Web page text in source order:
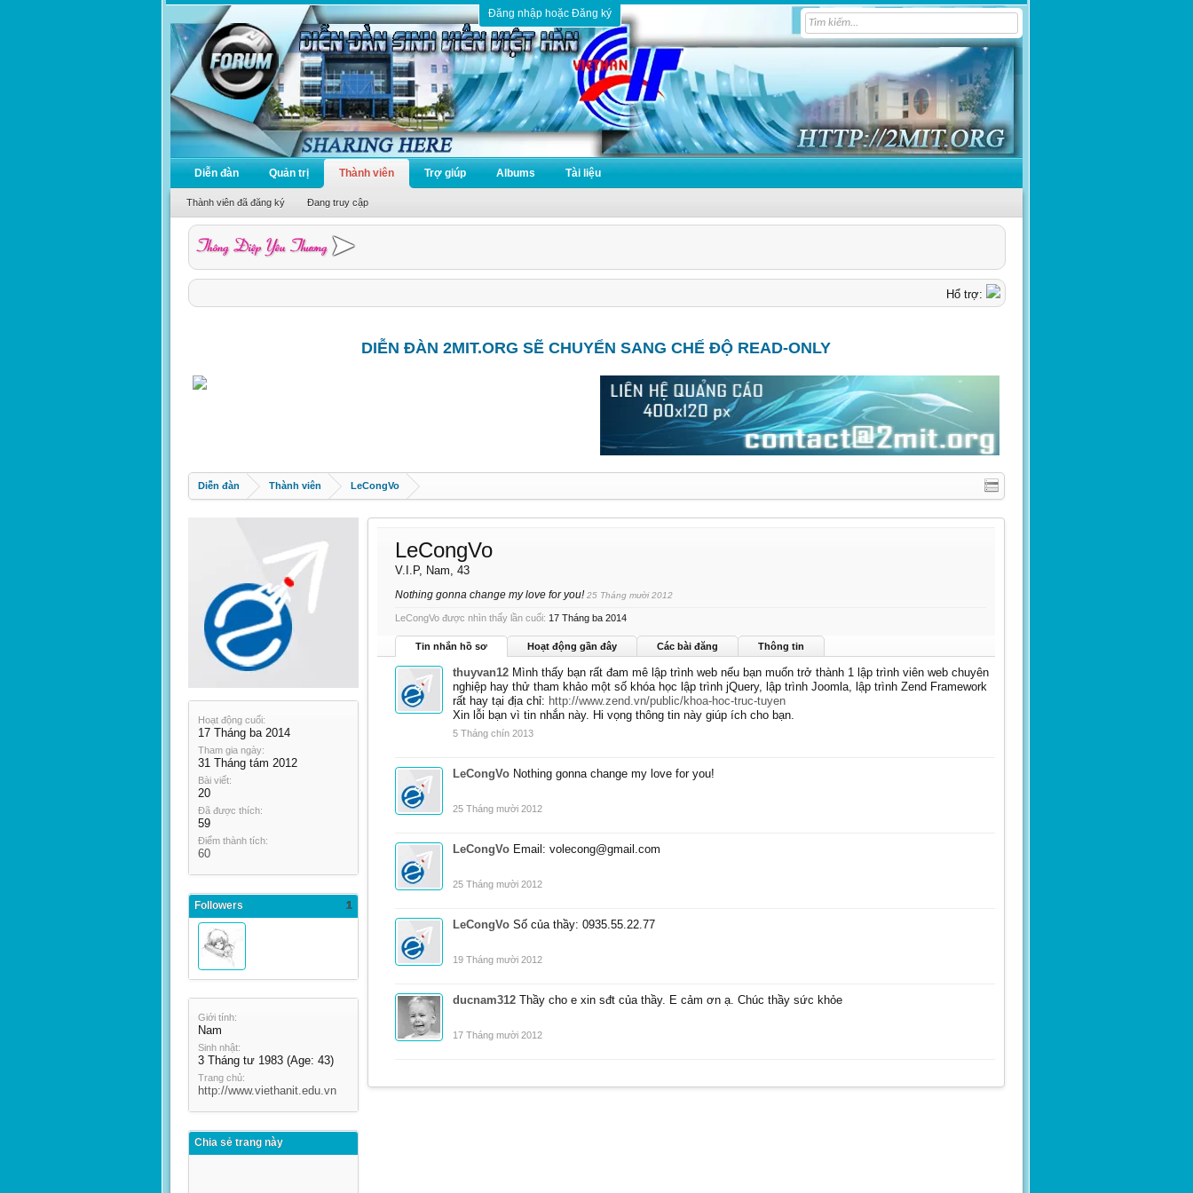
Đăng nhập hoặc Đăng ký
Diễn đàn Quản trị Thành viên
Thành viên đã đăng ký Đang truy cập
Trợ giúp Albums Tài liệu
Hổ trợ:
DIỄN ĐÀN 2MIT.ORG SẼ CHUYỂN SANG CHẾ ĐỘ READ-ONLY
Diễn đàn Thành viên LeCongVo
Hoạt động cuối:
17 Tháng ba 2014
Tham gia ngày:
31 Tháng tám 2012
Bài viết:
20
Đã được thích:
59
Điểm thành tích:
60
Followers 1
Giới tính:
Nam
Sinh nhật:
3 Tháng tư 1983 (Age: 43)
Trang chủ:
http://www.viethanit.edu.vn
Chia sẻ trang này
LeCongVo
V.I.P, Nam, 43
Nothing gonna change my love for you!25 Tháng mười 2012
LeCongVo được nhìn thấy lần cuối: 17 Tháng ba 2014
Tin nhắn hồ sơ Hoạt động gần đây Các bài đăng Thông tin
thuyvan12 Mình thấy bạn rất đam mê lập trình web nếu bạn muốn trở thành 1 lập trình viên web chuyên
nghiệp hay thử tham khảo một số khóa học lập trình jQuery, lập trình Joomla, lập trình Zend Framework
rất hay tại địa chỉ: http://www.zend.vn/public/khoa-hoc-truc-tuyen
Xin lỗi bạn vì tin nhắn này. Hi vọng thông tin này giúp ích cho bạn.
5 Tháng chín 2013
LeCongVo Nothing gonna change my love for you!
25 Tháng mười 2012
LeCongVo Email: volecong@gmail.com
25 Tháng mười 2012
LeCongVo Số của thầy: 0935.55.22.77
19 Tháng mười 2012
ducnam312 Thầy cho e xin sđt của thầy. E cảm ơn ạ. Chúc thầy sức khỏe
17 Tháng mười 2012